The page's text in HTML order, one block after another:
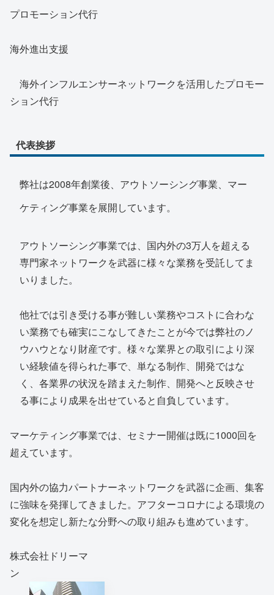
プロモーション代行
海外進出支援
海外インフルエンサーネットワークを活用したプロモー
ション代行
代表挨拶
弊社は2008年創業後、アウトソーシング事業、マー
ケティング事業を展開しています。
アウトソーシング事業では、国内外の3万人を超える
専門家ネットワークを武器に様々な業務を受託してま
いりました。
他社では引き受ける事が難しい業務やコストに合わな
い業務でも確実にこなしてきたことが今では弊社のノ
ウハウとなり財産です。様々な業界との取引により深
い経験値を得られた事で、単なる制作、開発ではな
く、各業界の状況を踏まえた制作、開発へと反映させ
る事により成果を出せていると自負しています。
マーケティング事業では、セミナー開催は既に1000回を
超えています。
国内外の協力パートナーネットワークを武器に企画、集客
に強味を発揮してきました。アフターコロナによる環境の
変化を想定し新たな分野への取り組みも進めています。
株式会社ドリーマ
ン